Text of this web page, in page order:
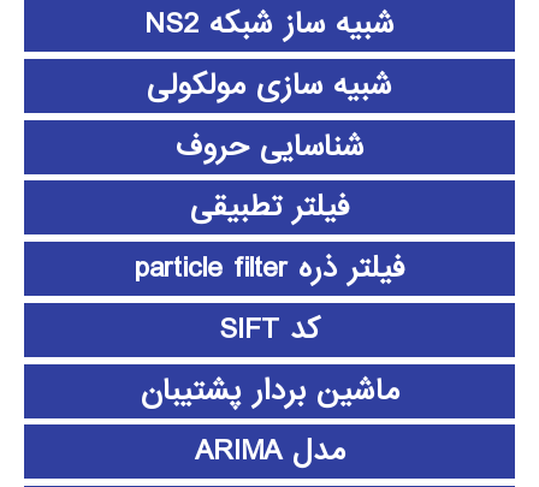
شبیه ساز شبکه NS2
شبیه سازی مولکولی
شناسایی حروف
فیلتر تطبیقی
فیلتر ذره particle filter
کد SIFT
ماشین بردار پشتیبان
مدل ARIMA